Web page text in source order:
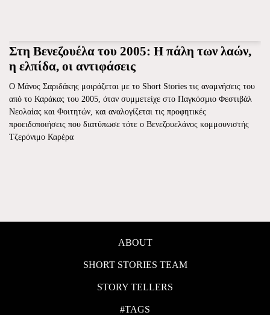
Στη Βενεζουέλα του 2005: Η πάλη των λαών,
η ελπίδα, οι αντιφάσεις
Ο Μάνος Σαριδάκης μοιράζεται με το Short Stories τις αναμνήσεις του
από το Καράκας του 2005, όταν συμμετείχε στο Παγκόσμιο Φεστιβάλ
Νεολαίας και Φοιτητών, και αναλογίζεται τις προφητικές
προειδοποιήσεις που διατύπωσε τότε ο Βενεζουελάνος κομμουνιστής
Τζερόνιμο Καρέρα
ABOUT
SHORT STORIES TEAM
STORY TELLERS
#TAGS